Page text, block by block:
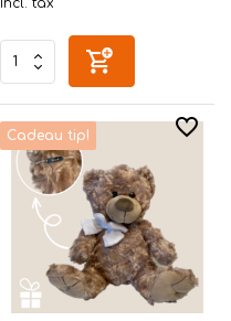
Incl. tax
Cadeau tip!